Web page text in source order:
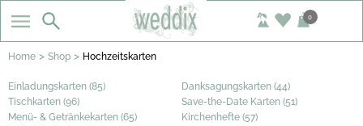
0
Home > Shop > Hochzeitskarten
Einladungskarten (85)
Danksagungskarten (44)
Tischkarten (96)
Save-the-Date Karten (51)
Menü- & Getränkekarten (65)
Kirchenhefte (57)